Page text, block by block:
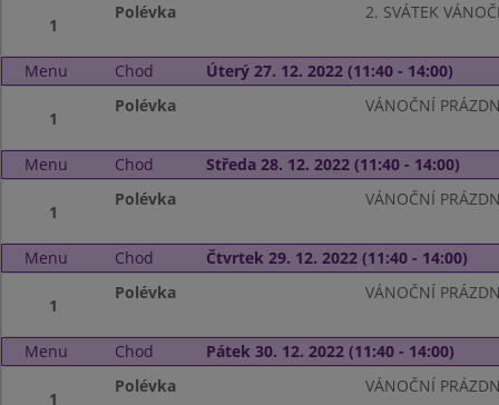
1
Polévka 2. SVÁTEK
Menu Chod Úterý 27. 12. 2022 (11:40 - 14:00)
1
Polévka VÁNOČNÍ
Menu Chod Středa 28. 12. 2022 (11:40 - 14:00)
1
Polévka VÁNOČNÍ
Menu Chod Čtvrtek 29. 12. 2022 (11:40 - 14:00)
1
Polévka VÁNOČNÍ
Menu Chod Pátek 30. 12. 2022 (11:40 - 14:00)
1
Polévka VÁNOČNÍ